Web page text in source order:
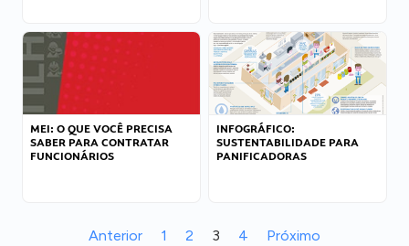
MEI: O QUE VOCÊ PRECISA
SABER PARA CONTRATAR
FUNCIONÁRIOS
INFOGRÁFICO:
SUSTENTABILIDADE PARA
PANIFICADORAS
Anterior 1 2 3 4 Próximo